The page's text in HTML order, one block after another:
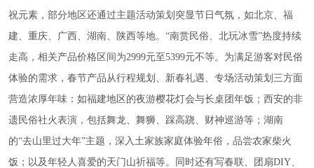
祝元素，部分地区还通过主题活动策划突显节日气氛，如北京、福
建、重庆、广西、湖南、陕西等地。“南赏民俗、北玩冰雪”热度持续
走高，相关产品价格区间为2999元至5399元不等。为满足游客对民俗
体验的需求，春节产品从行程规划、新春礼遇、专场活动策划三方面
营造浓厚年味：如福建地区的夜游樱花灯会与长桌团年饭；西安的非
遗民俗社火表演，包括舞龙、舞狮、踩高跷、财神巡游等；湖南
的“去山里过大年”主题，深入土家族家庭体验年俗，品尝农家柴火
饭；以及年轻人喜爱的天门山祈福等。同时还有写春联、团扇DIY、